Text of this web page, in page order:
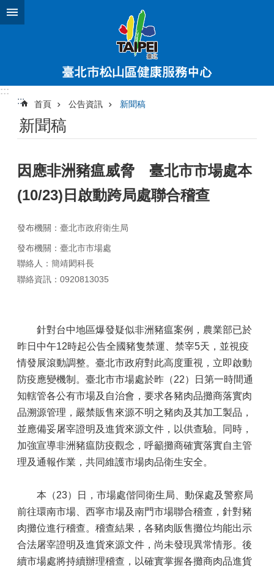
跳到主要內容區塊
:::
:::
首頁 公告資訊 新聞稿
新聞稿
因應非洲豬瘟威脅 臺北市市場處本
(10/23)日啟動跨局處聯合稽查
發布機關：臺北市政府衛生局
發布機關：臺北市市場處
聯絡人：簡靖閎科長
聯絡資訊：0920813035
針對台中地區爆發疑似非洲豬瘟案例，農業部已於
昨日中午12時起公告全國豬隻禁運、禁宰5天，並視疫
情發展滾動調整。臺北市政府對此高度重視，立即啟動
防疫應變機制。臺北市市場處於昨（22）日第一時間通
知轄管各公有市場及自治會，要求各豬肉品攤商落實肉
品溯源管理，嚴禁販售來源不明之豬肉及其加工製品，
並應備妥屠宰證明及進貨來源文件，以供查驗。同時，
加強宣導非洲豬瘟防疫觀念，呼籲攤商確實落實自主管
理及通報作業，共同維護市場肉品衛生安全。
本（23）日，市場處偕同衛生局、動保處及警察局
前往環南市場、西寧市場及南門市場聯合稽查，針對豬
肉攤位進行稽查。稽查結果，各豬肉販售攤位均能出示
合法屠宰證明及進貨來源文件，尚未發現異常情形。後
續市場處將持續辦理稽查，以確實掌握各攤商肉品進貨